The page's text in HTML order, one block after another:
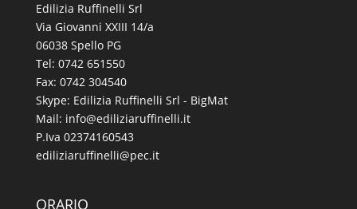
Edilizia Ruffinelli Srl
Via Giovanni XXIII 14/a
06038 Spello PG
Tel: 0742 651550
Fax: 0742 304540
Skype: Edilizia Ruffinelli Srl - BigMat
Mail:
ti.illeniffuraizilide
@ofni
P.Iva 02374160543
ti.cep
@illeniffuraizilide
ORARIO